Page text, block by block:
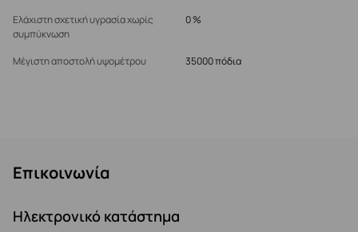
Ελάχιστη σχετική υγρασία χωρίς
συμπύκνωση
0 %
Μέγιστη αποστολή υψομέτρου 35000 πόδια
Επικοινωνία
Ηλεκτρονικό κατάστημα